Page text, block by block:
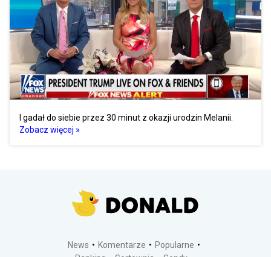
I gadał do siebie przez 30 minut z okazji urodzin Melanii.
Zobacz więcej »
News Komentarze
Popularne